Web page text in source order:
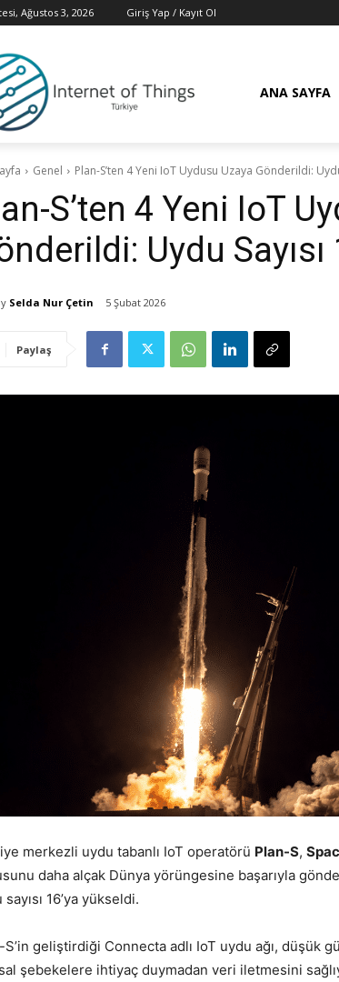
Ağustos 3, 2026 Giriş Yap / Kayıt Ol
ANA SAYFA
Genel Plan-S’ten 4 Yeni IoT Uydusu Uzaya Gönderildi: Uydu
S’ten 4 Yeni IoT
Uydu Sayısı
Selda Nur Çetin 5 Şubat 2026
Paylaş
merkezli uydu tabanlı IoT operatörü Plan-S,
daha alçak Dünya yörüngesine başarıyla
sayısı 16’ya yükseldi.
S’in geliştirdiği Connecta adlı IoT uydu ağı, düşük
şebekelere ihtiyaç duymadan veri iletmesini